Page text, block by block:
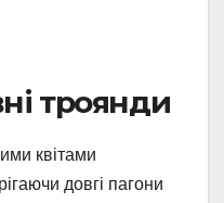
троянди
квітами
довгі пагони